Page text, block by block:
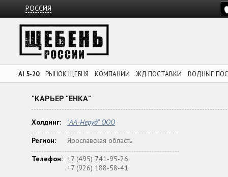
РОССИЯ
AI 5-20 РЫНОК ЩЕБНЯ КОМПАНИИ ЖД ПОСТАВКИ ВОДНЫЕ
"КАРЬЕР "ЕНКА"
Холдинг:
"АА-Неруд" ООО
Регион:
Ярославская область
Телефон: +7 (495) 741-95-26
+7 (926) 188-58-41